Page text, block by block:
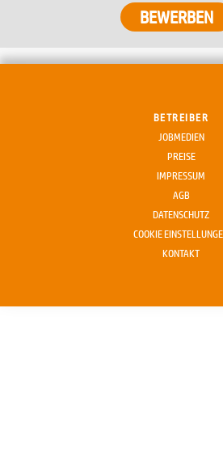
BETREIBER
JOBMEDIEN
PREISE
IMPRESSUM
AGB
DATENSCHUTZ
COOKIE
KONTAKT